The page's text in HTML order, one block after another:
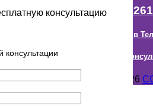
+998 (98)
Наш канал в
Онлайн
Авторское право © 2018- 2026
консультацию
консультации